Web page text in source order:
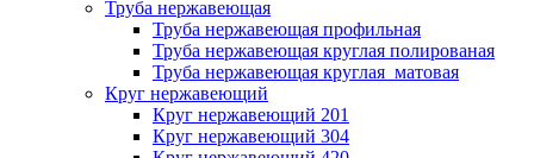
Труба нержавеющая
Труба нержавеющая профильная
Труба нержавеющая круглая полированая
Труба нержавеющая круглая матовая
Круг нержавеющий
Круг нержавеющий 201
Круг нержавеющий 304